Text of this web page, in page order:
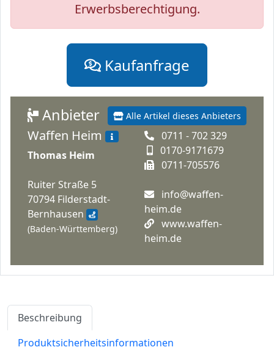
Erwerbsberechtigung.
Kaufanfrage
Alle Artikel dieses Anbieters
Anbieter
Waffen Heim
Thomas Heim
Ruiter Straße 5
70794 Filderstadt-
Bernhausen
(Baden-Württemberg)
0711 - 702 329
0170-9171679
0711-705576
info@waffen-
heim.de
www.waffen-
heim.de
Beschreibung
Produktsicherheitsinformationen